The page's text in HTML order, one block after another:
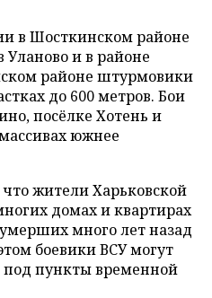
в Шосткинском районе
Уланово и в районе
районе штурмовики
до 600 метров. Бои
посёлке Хотень и
южнее
жители Харьковской
домах и квартирах
много лет назад
боевики ВСУ могут
под пункты временной